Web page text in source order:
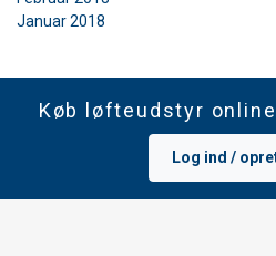
Januar 2018
Køb løfteudstyr
Log ind /